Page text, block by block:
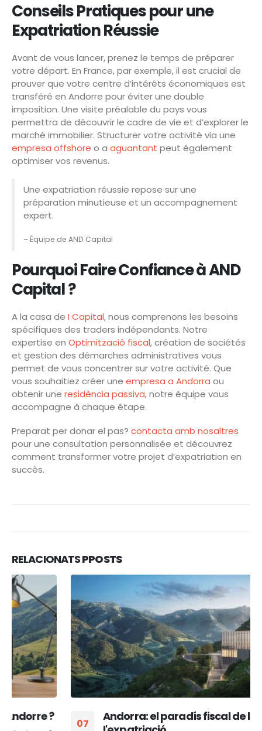
Conseils Pratiques pour une
Expatriation Réussie
Avant de vous lancer, prenez le temps de préparer
votre départ. En France, par exemple, il est crucial de
prouver que votre centre d’intérêts économiques est
transféré en Andorre pour éviter une double
imposition. Une visite préalable du pays vous
permettra de découvrir le cadre de vie et d’explorer le
marché immobilier. Structurer votre activité via une
empresa offshore o a aguantant peut également
optimiser vos revenus.
Une expatriation réussie repose sur une
préparation minutieuse et un accompagnement
expert.
– Équipe de AND Capital
Pourquoi Faire Confiance à AND
Capital ?
A la casa de I Capital, nous comprenons les besoins
spécifiques des traders indépendants. Notre
expertise en Optimització fiscal, création de sociétés
et gestion des démarches administratives vous
permet de vous concentrer sur votre activité. Que
vous souhaitiez créer une empresa a Andorra ou
obtenir une residència passiva, notre équipe vous
accompagne à chaque étape.
Preparat per donar el pas? contacta amb nosaltres
pour une consultation personnalisée et découvrez
comment transformer votre projet d’expatriation en
succès.
RELACIONATSPPOSTS
07
Andorra: el paradís fiscal de l'empresa i